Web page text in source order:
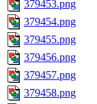
379453.png
379454.png
379455.png
379456.png
379457.png
379458.png